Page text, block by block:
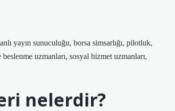
yayın sunuculuğu, borsa simsarlığı, pilotluk,
uzmanları, sosyal hizmet uzmanları,
nelerdir?